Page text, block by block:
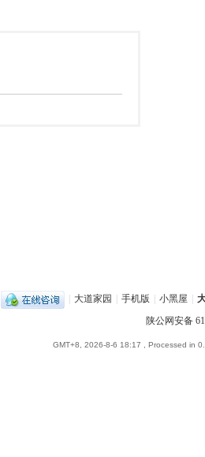
大道家园 手机版 小黑屋
陕公网安备
GMT+8, 2026-8-6 18:17 , Processed in